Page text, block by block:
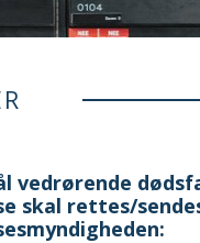
vedrørende
skal rettes/